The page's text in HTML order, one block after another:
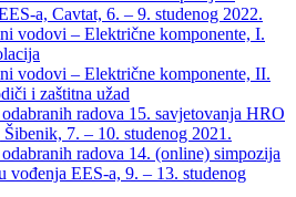
a, Cavtat, 6. – 9. studenog 2022.
vodovi – Električne komponente, I.
vodovi – Električne komponente, II.
i zaštitna užad
radova 15. savjetovanja HRO
7. – 10. studenog 2021.
radova 14. (online) simpozija
vođenja EES-a, 9. – 13. studenog